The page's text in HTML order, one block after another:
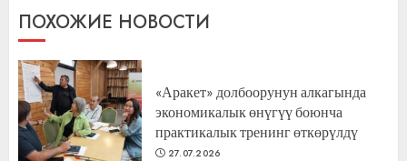
ПОХОЖИЕ НОВОСТИ
«Аракет» долбоорунун алкагында
экономикалык өнүгүү боюнча
практикалык тренинг өткөрүлдү
27.07.2026